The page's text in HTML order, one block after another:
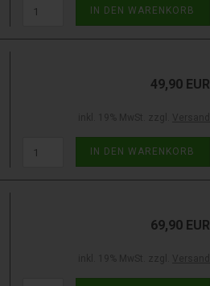
IN DEN WARENKORB
49,90 EUR
IN DEN WARENKORB
69,90 EUR